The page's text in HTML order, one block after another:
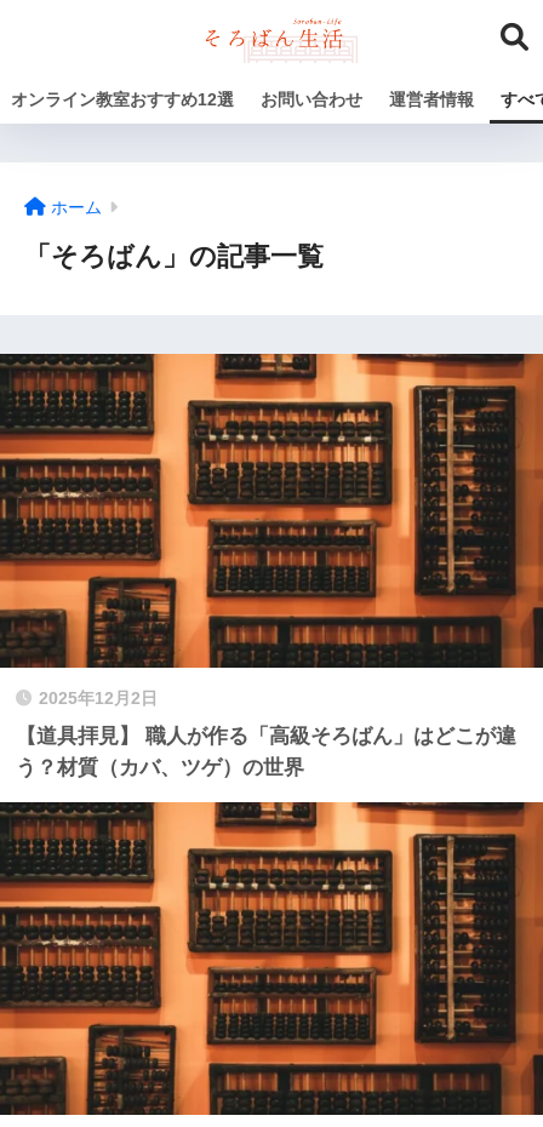
オンライン教室おすすめ12選 お問い合わせ 運営者情報 すべ
ホーム
「そろばん」の記事一覧
2025年12月2日
【道具拝見】 職人が作る「高級そろばん」はどこが違
う？材質（カバ、ツゲ）の世界